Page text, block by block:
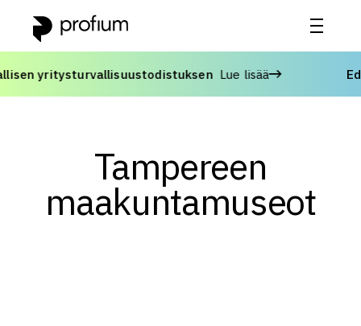
yritysturvallisuustodistuksenLue lisää
Tampereen
maakuntamuseot